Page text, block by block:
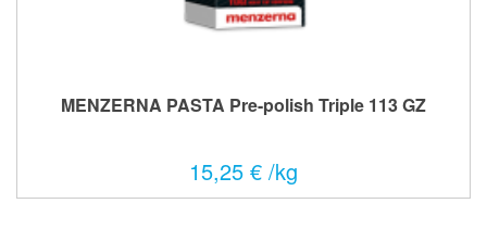
MENZERNA PASTA Pre-polish Triple 113 GZ
15,25 € /kg